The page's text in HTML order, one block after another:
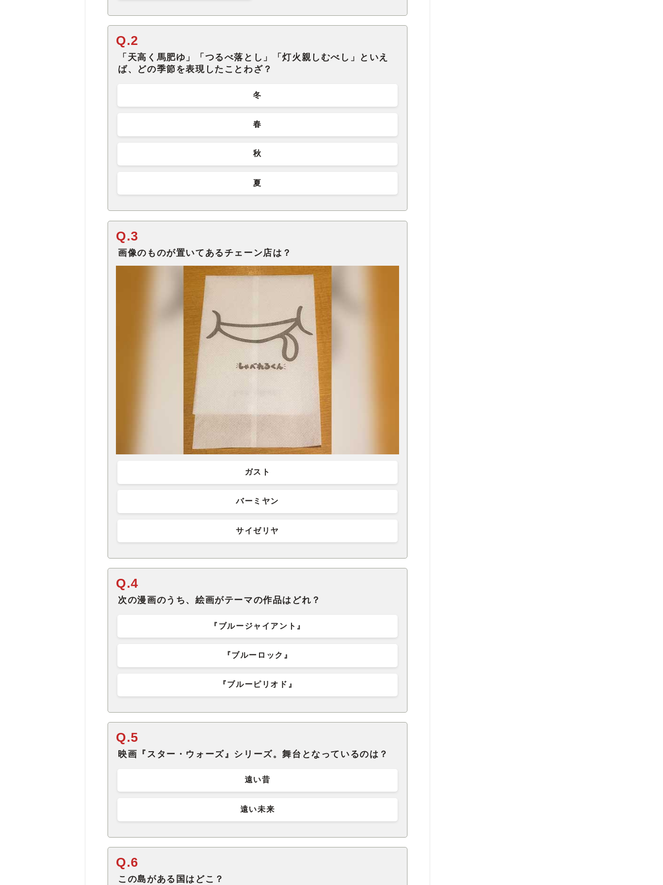
Q.2
「天高く馬肥ゆ」「つるべ落とし」「灯火親しむべし」といえ
ば、どの季節を表現したことわざ？
冬
春
秋
夏
Q.3
画像のものが置いてあるチェーン店は？
ガスト
バーミヤン
サイゼリヤ
Q.4
次の漫画のうち、絵画がテーマの作品はどれ？
『ブルージャイアント』
『ブルーロック』
『ブルーピリオド』
Q.5
映画『スター・ウォーズ』シリーズ。舞台となっているのは？
遠い昔
遠い未来
Q.6
この島がある国はどこ？